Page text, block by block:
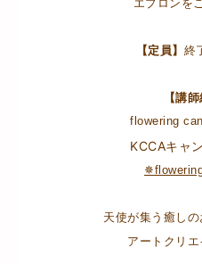
エプロンを
【定員】 終
【講師
flowering
KCCAキャ
天使が集う癒し
アートクリ